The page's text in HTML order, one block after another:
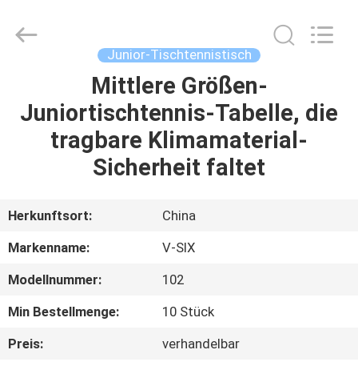
HAUSE
PRODUKTE
ÜBER
UNS
WERKSBESICHTIGUNG
QUALITÄTSKONTROLLE
Sports
Ltd..
Junior-Tischtennistisch
Mittlere Größen-
Juniortischtennis-Tabelle, die
tragbare Klimamaterial-
Sicherheit faltet
Herkunftsort:
China
Markenname:
V-SIX
Modellnummer:
102
Min Bestellmenge:
10 Stück
Preis:
verhandelbar